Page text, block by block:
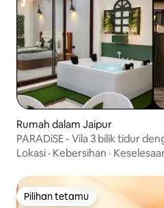
Rumah dalam Jaipur
PARADiSE - Vila 3 bilik tidur
Haven
Lokasi · Kebersihan ·
Pilihan tetamu
Pilihan tetamu